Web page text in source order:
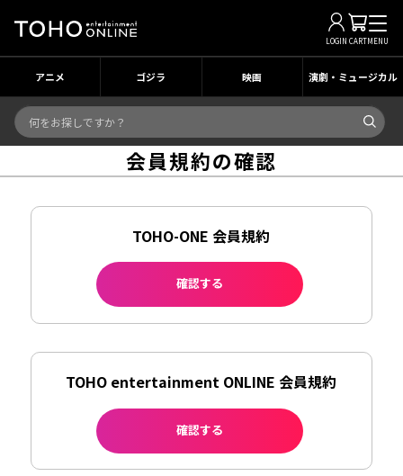
LOGIN CARTMENU
アニメ ゴジラ 映画 演劇・ミュージカル
会員規約の確認
TOHO-ONE 会員規約
確認する
TOHO entertainment ONLINE 会員規約
確認する